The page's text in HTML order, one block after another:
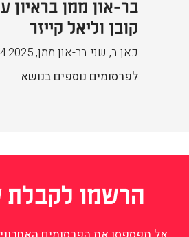
בר-און ממן בראיון
קובן וליאל קייזר
כאן ב, שני בר-און ממן,
לפרסומים נוספים בנושא
הרשמו לקבלת